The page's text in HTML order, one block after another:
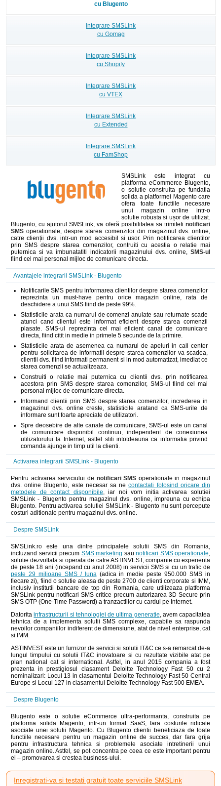
cu Blugento
Integrare SMSLink
cu Gomag
Integrare SMSLink
cu Shopify
Integrare SMSLink
cu VTEX
Integrare SMSLink
cu Extended
Integrare SMSLink
cu FamShop
SMSLink este integrat cu
platforma eCommerce Blugento,
o solutie construita pe fundatia
solida a platformei Magento care
ofera toate functiile necesare
unui magazin online intr-o
solutie robusta si ușor de utilizat.
Blugento, cu ajutorul SMSLink, va oferă posibilitatea sa trimiteti notificari
SMS operationale, despre starea comenzilor din magazinul dvs. online,
catre clienții dvs. intr-un mod accesibil si usor. Prin notificarea clientilor
prin SMS despre starea comenzilor, contruiti cu acestia o relatie mai
puternica si va imbunatatiti indicatorii magazinului dvs. online, SMS-ul
fiind cel mai personal mijloc de comunicare directa.
Avantajele integrarii SMSLink - Blugento
Notificarile SMS pentru informarea clientilor despre starea comenzilor
reprezinta un must-have pentru orice magazin online, rata de
deschidere a unui SMS fiind de peste 99%.
Statisticile arata ca numarul de comenzi anulate sau returnate scade
atunci cand clientul este informat eficient despre starea comenzii
plasate. SMS-ul reprezinta cel mai eficient canal de comunicare
directa, fiind citit in medie in primele 5 secunde de la primire.
Statisticile arata de asemenea ca numarul de apeluri in call center
pentru solicitarea de informatii despre starea comenzilor va scadea,
clientii dvs. fiind informati permanent si in mod automatizat, imediat ce
starea comenzii se actualizeaza.
Construiti o relatie mai puternica cu clientii dvs. prin notificarea
acestora prin SMS despre starea comenzilor, SMS-ul fiind cel mai
personal mijloc de comunicare directa.
Informand clientii prin SMS despre starea comenzilor, increderea in
magazinul dvs. online creste, statisticile aratand ca SMS-urile de
informare sunt foarte apreciate de utilizatori.
Spre deosebire de alte canale de comunicare, SMS-ul este un canal
de comunicare disponibil continuu, independent de conexiunea
utilizatorului la Internet, astfel stiti intotdeauna ca informatia privind
comanda ajunge in timp util la clienti.
Activarea integrarii SMSLink - Blugento
Pentru activarea serviciului de notificari SMS operationale in magazinul
dvs. online Blugento, este necesar sa necontactati folosind oricare din
metodele de contact disponibile, iar noi vom initia activarea solutiei
SMSLink - Blugento pentru magazinul dvs. online, impreuna cu echipa
Blugento. Pentru activarea solutiei SMSLink - Blugento nu sunt percepute
costuri aditionale pentru magazinul dvs. online.
Despre SMSLink
SMSLink.ro este una dintre principalele solutii SMS din Romania,
incluzand servicii precum SMS marketing sau notificari SMS operationale,
solutie dezvoltata si operata de catre ASTINVEST, companie cu experienta
de peste 18 ani (incepand cu anul 2008) in servicii SMS si cu un trafic de
peste 29 milioane SMS / luna(adica in medie peste 950.000 SMS in
fiecare zi), fiind o solutie aleasa de peste 2700 de clienti corporate si IMM,
inclusiv institutii bancare de top din Romania, care utilizeaza platforma
SMSLink pentru notificari SMS critice precum autorizarea 3D Secure prin
SMS OTP (One-Time Password) a tranzactiilor cu cardul pe Internet.
Datoritainfrastructurii si tehnologiei de ultima generatie, avem capacitatea
tehnica de a implementa solutii SMS complexe, capabile sa raspunda
nevoilor companiilor indiferent de dimensiune, atat de nivel enterprise, cat
si IMM.
ASTINVEST este un furnizor de servicii si solutii IT&C ce s-a remarcat de-a
lungul timpului cu solutii IT&C inovatoare si cu rezultate vizibile atat pe
plan national cat si international. Astfel, in anul 2015 compania a fost
prezenta in prestigiosul clasament Deloitte Technology Fast 50 cu 2
nominalizari: Locul 13 in clasamentul Deloitte Technology Fast 50 Central
Europe si Locul 127 in clasamentul Deloitte Technology Fast 500 EMEA.
Despre Blugento
Blugento este o solutie eCommerce ultra-performanta, construita pe
platforma solida Magento, intr-un format SaaS, fara costurile ridicate
asociate unei solutii Magento. Cu Blugento clientii beneficiaza de toate
functiile necesare pentru un magazin online de succes, dar fara grija
pentru infrastructura tehnica si problemele asociate intretinerii unui
magazin online. Astfel, se pot concentra pe ceea ce este important pentru
ei – promovarea si crestea business-ului.
Inregistrati-va si testati gratuit toate serviciile SMSLink